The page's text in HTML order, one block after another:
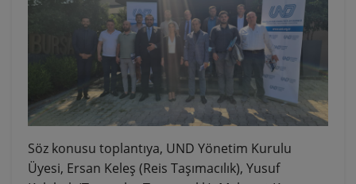
Söz konusu toplantıya, UND Yönetim Kurulu
Üyesi, Ersan Keleş (Reis Taşımacılık), Yusuf